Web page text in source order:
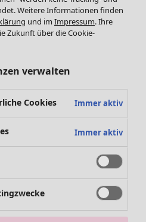
Weitere Informationen finden
und im Impressum. Ihre
Zukunft über die Cookie-
verwalten
Cookies Immer aktiv
Immer aktiv